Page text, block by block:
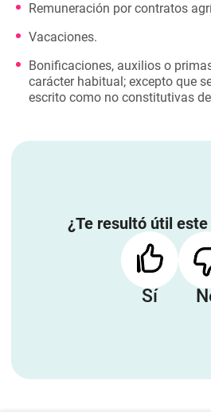
Remuneración por contratos
Vacaciones.
Bonificaciones, auxilios o
carácter habitual; excepto que
escrito como no constitutivas
¿Te resultó útil
Sí